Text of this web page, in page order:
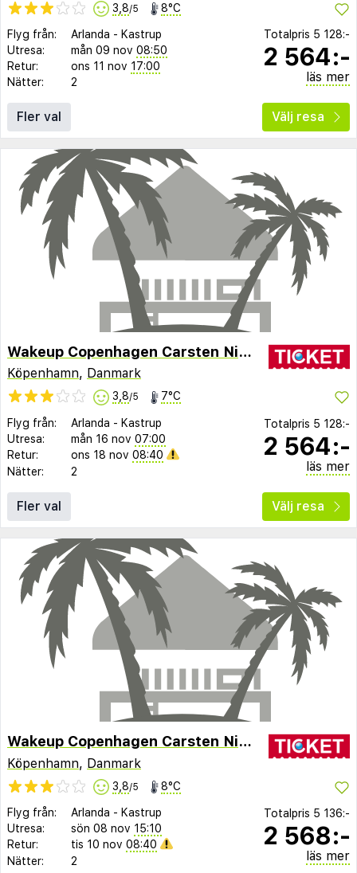
3,8/5 8°C
Flyg från: Arlanda - Kastrup
Utresa:
mån 09 nov 08:50
Retur:
ons 11 nov 17:00
Nätter:
2
Totalpris 5 128:-
2 564:-
läs mer
Fler val Välj resa
Wakeup Copenhagen Carsten Niebuhrs Gade
Köpenhamn, Danmark
3,8/5 7°C
Flyg från: Arlanda - Kastrup
Utresa:
mån 16 nov 07:00
Retur:
ons 18 nov 08:40
Nätter:
2
Totalpris 5 128:-
2 564:-
läs mer
Fler val Välj resa
Wakeup Copenhagen Carsten Niebuhrs Gade
Köpenhamn, Danmark
3,8/5 8°C
Flyg från: Arlanda - Kastrup
Utresa:
sön 08 nov 15:10
Retur:
tis 10 nov 08:40
Nätter:
2
Totalpris 5 136:-
2 568:-
läs mer